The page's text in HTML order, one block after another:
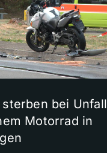
bei Unfall
Motorrad in